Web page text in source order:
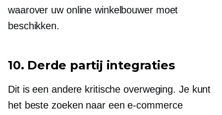
waarover uw online winkelbouwer moet
beschikken.
10. Derde partij integraties
Dit is een andere kritische overweging. Je kunt
het beste zoeken naar eene-commerce